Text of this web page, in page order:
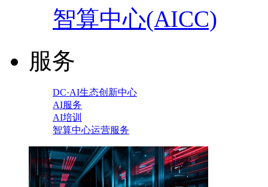
智算中心(AICC)
服务
DC·AI生态创新中心
AI服务
AI培训
智算中心运营服务